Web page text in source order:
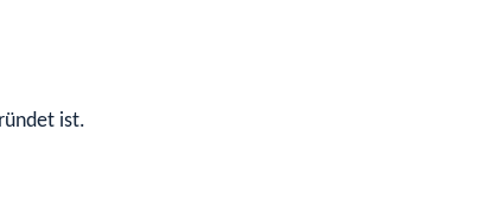
ist.